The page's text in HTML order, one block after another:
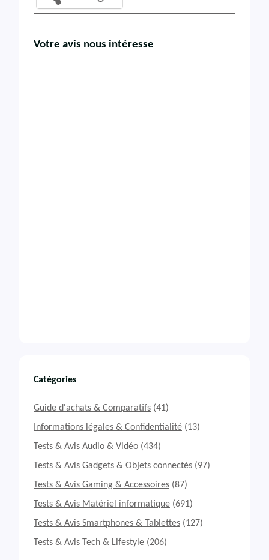
Votre avis nous intéresse
Catégories
Guide d'achats & Comparatifs (41)
Informations légales & Confidentialité (13)
Tests & Avis Audio & Vidéo (434)
Tests & Avis Gadgets & Objets connectés (97)
Tests & Avis Gaming & Accessoires (87)
Tests & Avis Matériel informatique (691)
Tests & Avis Smartphones & Tablettes (127)
Tests & Avis Tech & Lifestyle (206)